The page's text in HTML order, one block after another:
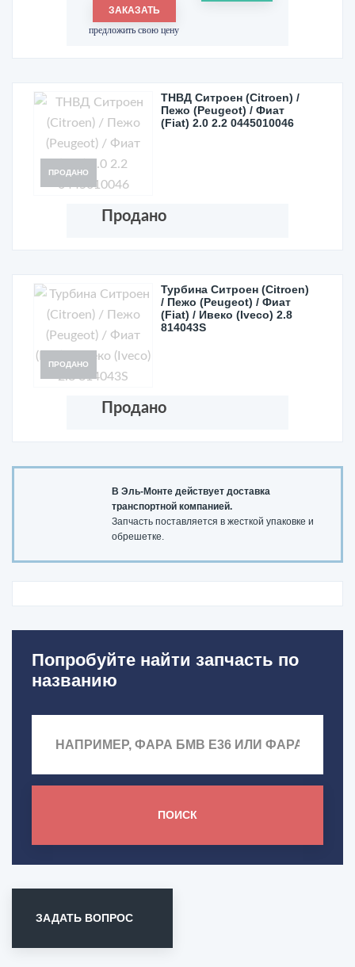
ЗАКАЗАТЬ
предложить свою цену
ПРОДАНО
ТНВД Ситроен (Citroen) /
Пежо (Peugeot) / Фиат
(Fiat) 2.0 2.2 0445010046
Продано
ПРОДАНО
Турбина Ситроен (Citroen)
/ Пежо (Peugeot) / Фиат
(Fiat) / Ивеко (Iveco) 2.8
814043S
Продано
В Эль-Монте действует доставка
транспортной компанией.
Запчасть поставляется в жесткой упаковке и
обрешетке.
Попробуйте найти запчасть по
названию
ПОИСК
ЗАДАТЬ ВОПРОС